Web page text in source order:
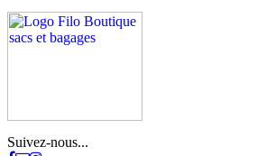
Suivez-nous...